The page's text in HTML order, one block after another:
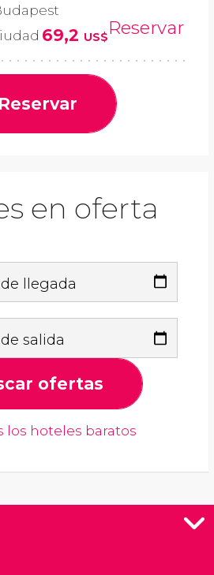
69,2 US$Reservar
Reservar
en oferta
llegada
salida
ofertas
los hoteles baratos